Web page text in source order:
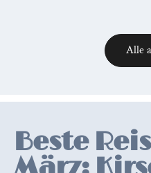
Alle
Relevant
posts
Beste